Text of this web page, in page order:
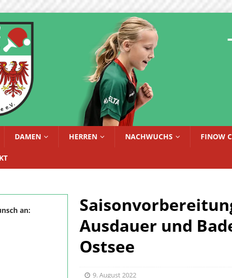
DAMEN HERREN NACHWUCHS FINOW
Ausdauer und
Ostsee
9. August 2022
an: